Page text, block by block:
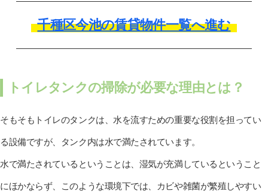
千種区今池の賃貸物件一覧へ進む
トイレタンクの掃除が必要な理由とは？
そもそもトイレのタンクは、水を流すための重要な役割を担ってい
る設備ですが、タンク内は水で満たされています。
水で満たされているということは、湿気が充満しているということ
にほかならず、このような環境下では、カビや雑菌が繁殖しやすい